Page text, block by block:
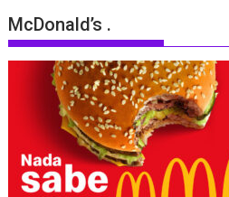
McDonald’s .